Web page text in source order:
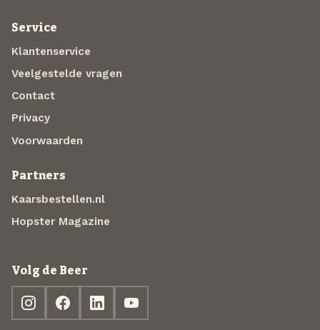
Service
Klantenservice
Veelgestelde vragen
Contact
Privacy
Voorwaarden
Partners
Kaarsbestellen.nl
Hopster Magazine
Volg de Beer